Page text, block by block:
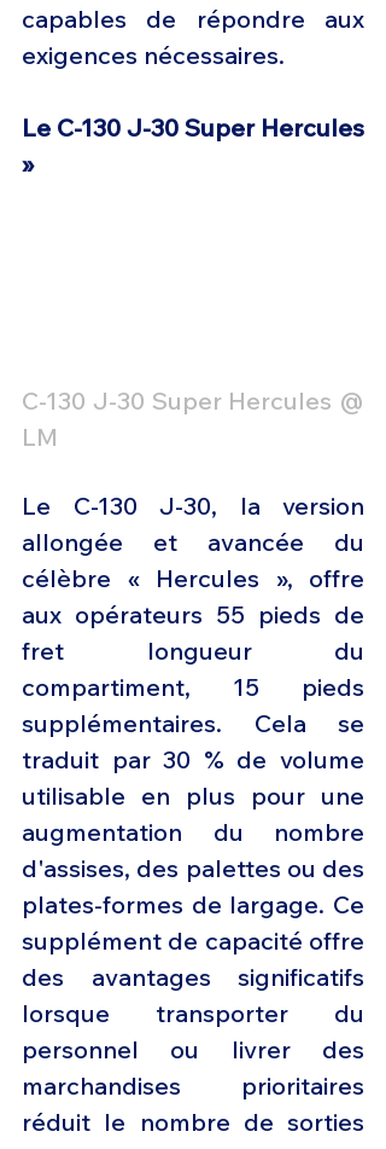
capables de répondre aux
exigences nécessaires.
Le C-130 J-30 Super Hercules
»
C-130 J-30 Super Hercules @
LM
Le C-130 J-30, la version
allongée et avancée du
célèbre « Hercules », offre
aux opérateurs 55 pieds de
fret longueur du
compartiment, 15 pieds
supplémentaires. Cela se
traduit par 30 % de volume
utilisable en plus pour une
augmentation du nombre
d'assises, des palettes ou des
plates-formes de largage. Ce
supplément de capacité offre
des avantages significatifs
lorsque transporter du
personnel ou livrer des
marchandises prioritaires
réduit le nombre de sorties